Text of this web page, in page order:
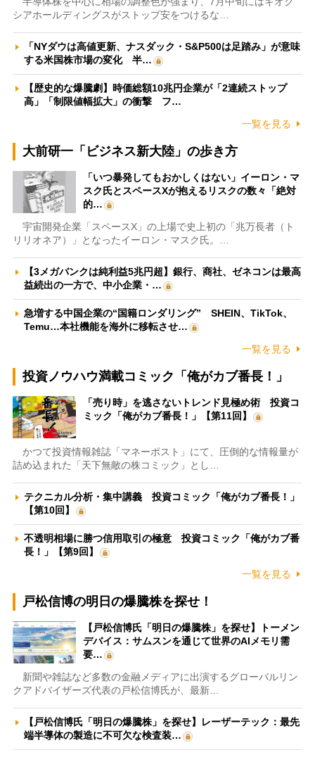
シアホールディングスがストップ安をつけるな…
「NYダウは高値更新、ナスダック・S&P500は足踏み」が意味
する米国株市場の変化 半…
【歴史的な爆騰劇】時価総額10兆円企業が「2連続ストップ
高」「制限値幅拡大」の衝撃 フ…
一覧を見る
大前研一「ビジネス新大陸」の歩き方
「いつ暴発してもおかしくはない」イーロン・マ
スク氏とスペースXが抱えるリスクの数々「絶対
的…
宇宙開発企業「スペースX」の上場で史上初の「兆万長者（ト
リリオネア）」となったイーロン・マスク氏。…
【3メガバンクは純利益5兆円超】銀行、商社、ゼネコンは最高
益続出の一方で、中小企業・…
急増する中国企業の“国籍ロンダリング” SHEIN、TikTok、
Temu…本社機能を海外に移転させ…
一覧を見る
投資ノウハウ満載コミック「俺がカブ番長！」
「売り時」を逃さないトレンド見極め術 投資コ
ミック「俺がカブ番長！」【第11回】
かつて投資情報雑誌「マネーポスト」にて、圧倒的な情報量が
詰め込まれた「天下無敵の株コミック」とし…
テクニカル分析・集中講義 投資コミック「俺がカブ番長！」
【第10回】
不透明相場に勝つ信用取引の極意 投資コミック「俺がカブ番
長！」【第9回】
一覧を見る
戸松信博の明日の爆騰株を探せ！
【戸松信博氏「明日の爆騰株」を探せ】トーメン
デバイス：サムスンを通じて世界のAIメモリ需
要…
新聞や雑誌など多数の金融メディアに出演するグローバルリン
クアドバイザーズ代表の戸松信博氏が、最新…
【戸松信博氏「明日の爆騰株」を探せ】レーザーテック：最先
端半導体の製造に不可欠な検査装…